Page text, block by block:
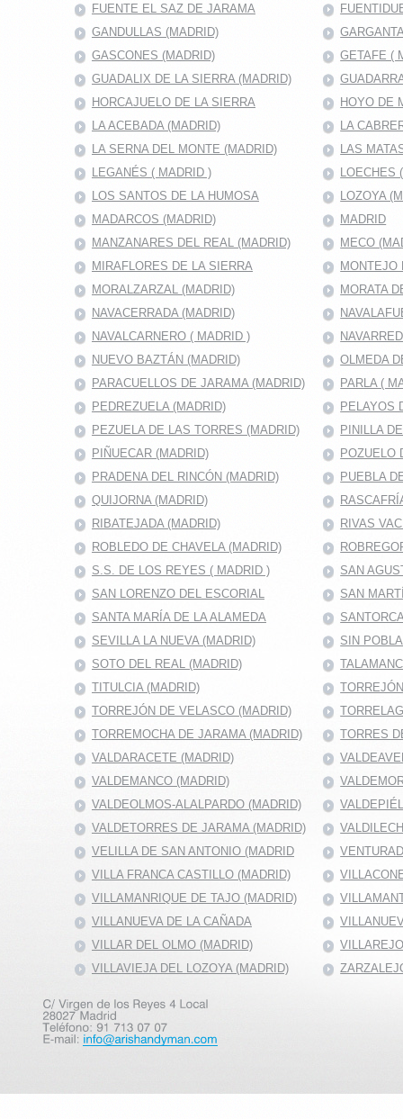
FUENTE EL SAZ DE JARAMA
GANDULLAS (MADRID)
GASCONES (MADRID)
GETAFE (
GUADALIX DE LA SIERRA (MADRID)
HORCAJUELO DE LA SIERRA
HOYO DE
LA ACEBADA (MADRID)
LA
LA SERNA DEL MONTE (MADRID)
LAS
LEGANÉS ( MADRID )
LOECHES
LOS SANTOS DE LA HUMOSA
LOZOYA
MADARCOS (MADRID)
MADRID
MANZANARES DEL REAL (MADRID)
MECO
MIRAFLORES DE LA SIERRA
MONTEJO
MORALZARZAL (MADRID)
MORATA
NAVACERRADA (MADRID)
NAVALCARNERO ( MADRID )
NUEVO BAZTÁN (MADRID)
OLMEDA
PARACUELLOS DE JARAMA (MADRID)
PARLA (
PEDREZUELA (MADRID)
PELAYOS
PEZUELA DE LAS TORRES (MADRID)
PINILLA
PIÑUECAR (MADRID)
POZUELO
PRADENA DEL RINCÓN (MADRID)
PUEBLA
QUIJORNA (MADRID)
RIBATEJADA (MADRID)
RIVAS
ROBLEDO DE CHAVELA (MADRID)
S.S. DE LOS REYES ( MADRID )
SAN
SAN LORENZO DEL ESCORIAL
SAN
SANTA MARÍA DE LA ALAMEDA
SEVILLA LA NUEVA (MADRID)
SIN
SOTO DEL REAL (MADRID)
TITULCIA (MADRID)
TORREJÓN DE VELASCO (MADRID)
TORREMOCHA DE JARAMA (MADRID)
TORRES
VALDARACETE (MADRID)
VALDEMANCO (MADRID)
VALDEOLMOS-ALALPARDO (MADRID)
VALDETORRES DE JARAMA (MADRID)
VELILLA DE SAN ANTONIO (MADRID
VILLA FRANCA CASTILLO (MADRID)
VILLAMANRIQUE DE TAJO (MADRID)
VILLANUEVA DE LA CAÑADA
VILLAR DEL OLMO (MADRID)
VILLAVIEJA DEL LOZOYA (MADRID)